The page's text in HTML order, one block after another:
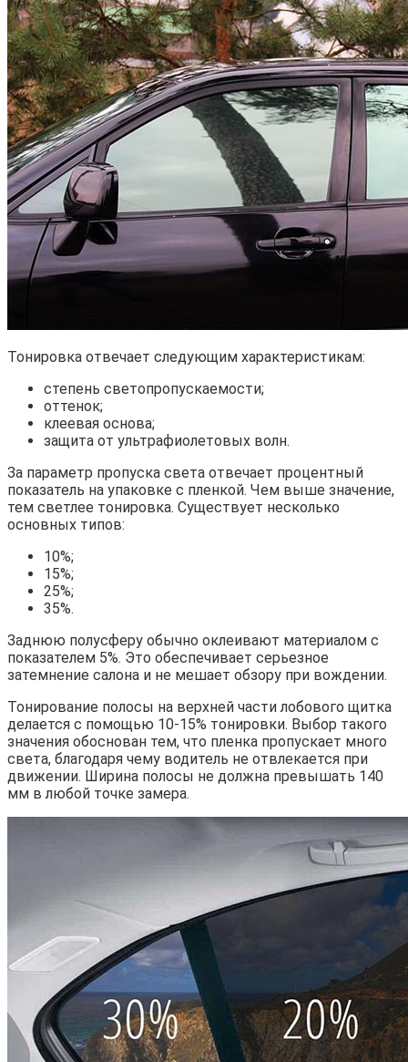
Тонировка отвечает следующим характеристикам:
степень светопропускаемости;
оттенок;
клеевая основа;
защита от ультрафиолетовых волн.
За параметр пропуска света отвечает процентный
показатель на упаковке с пленкой. Чем выше значение,
тем светлее тонировка. Существует несколько
основных типов:
10%;
15%;
25%;
35%.
Заднюю полусферу обычно оклеивают материалом с
показателем 5%. Это обеспечивает серьезное
затемнение салона и не мешает обзору при вождении.
Тонирование полосы на верхней части лобового щитка
делается с помощью 10-15% тонировки. Выбор такого
значения обоснован тем, что пленка пропускает много
света, благодаря чему водитель не отвлекается при
движении. Ширина полосы не должна превышать 140
мм в любой точке замера.